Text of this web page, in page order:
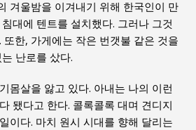
겨울밤을 이겨내기 위해 한국인이 만
대에 텐트를 설치했다. 그러나 그것
또한, 가게에는 작은 번갯불 같은 것을
난로를 샀다.
몸살을 앓고 있다. 아내는 나의 이런
됐다고 한다. 콜록콜록 대며 견디지
이다. 마치 원시 시대를 향해 달리는